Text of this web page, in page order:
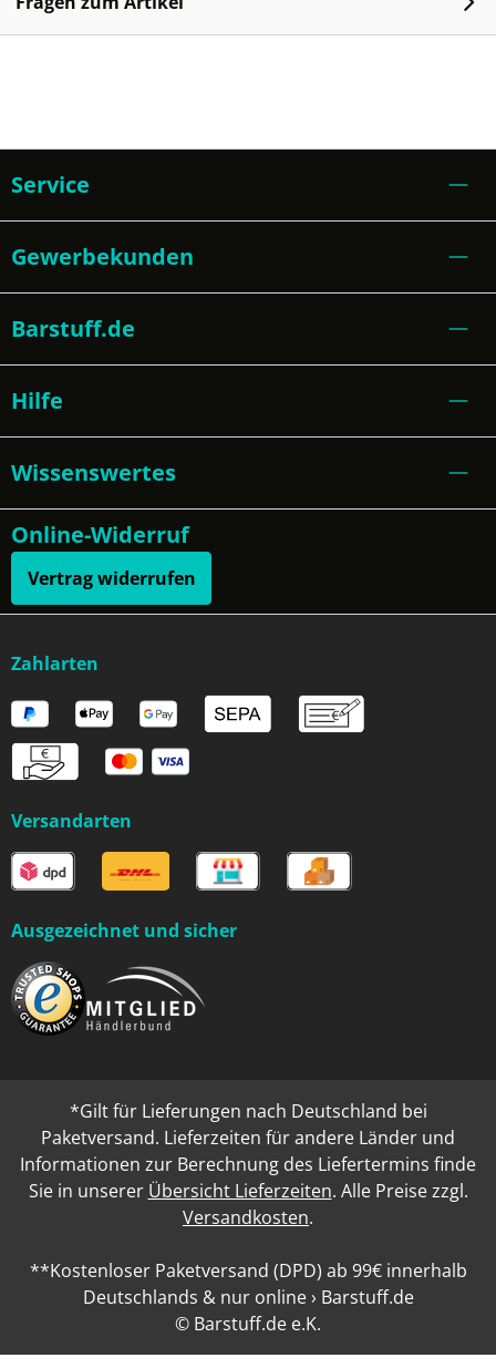
Service
Gewerbekunden
Barstuff.de
Hilfe
Wissenswertes
Online-Widerruf
Vertrag widerrufen
Zahlarten
Versandarten
Ausgezeichnet und sicher
*Gilt für Lieferungen nach Deutschland bei
Paketversand. Lieferzeiten für andere Länder und
Informationen zur Berechnung des Liefertermins finde
Sie in unserer Übersicht Lieferzeiten. Alle Preise zzgl.
Versandkosten.
**Kostenloser Paketversand (DPD) ab 99€ innerhalb
Deutschlands & nur online › Barstuff.de
© Barstuff.de e.K.